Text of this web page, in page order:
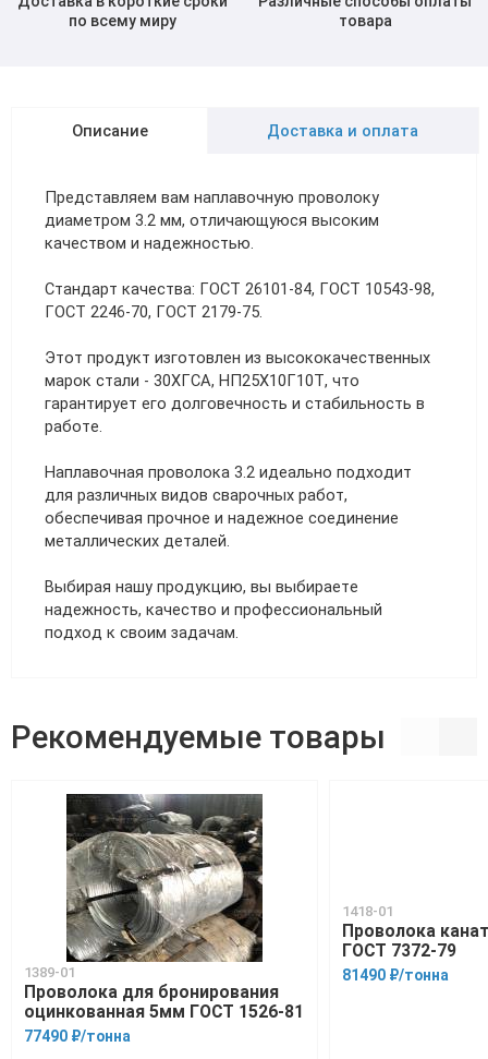
по всему миру
товара
Описание Доставка и оплата
Представляем вам наплавочную проволоку
диаметром 3.2 мм, отличающуюся высоким
качеством и надежностью.
Стандарт качества: ГОСТ 26101-84, ГОСТ 10543-98,
ГОСТ 2246-70, ГОСТ 2179-75.
Этот продукт изготовлен из высококачественных
марок стали - 30ХГСА, НП25Х10Г10Т, что
гарантирует его долговечность и стабильность в
работе.
Наплавочная проволока 3.2 идеально подходит
для различных видов сварочных работ,
обеспечивая прочное и надежное соединение
металлических деталей.
Выбирая нашу продукцию, вы выбираете
надежность, качество и профессиональный
подход к своим задачам.
Рекомендуемые товары
1389-01
Проволока для бронирования
оцинкованная 5мм ГОСТ 1526-81
77490 ₽/тонна
1418-01
Проволока
ГОСТ 7372-79
81490 ₽/тонна
Трубы в ВУС изоляции